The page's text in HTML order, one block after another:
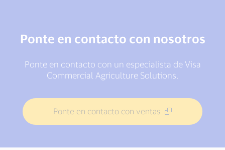
Ponte en contacto con nosotros
Ponte en contacto con un especialista de Visa
Commercial Agriculture Solutions.
Ponte en contacto con ventas